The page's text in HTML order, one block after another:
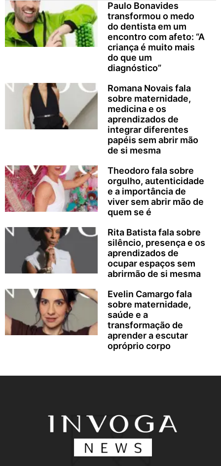
Paulo Bonavides
transformou o medo
do dentista em um
encontro com afeto: “A
criança é muito mais
do que um
diagnóstico”
Romana Novais fala
sobre maternidade,
medicina e os
aprendizados de
integrar diferentes
papéis sem abrir mão
de si mesma
Theodoro fala sobre
orgulho, autenticidade
e a importância de
viver sem abrir mão de
quem se é
Rita Batista fala sobre
silêncio, presença e os
aprendizados de
ocupar espaços sem
abrirmão de si mesma
Evelin Camargo fala
sobre maternidade,
saúde e a
transformação de
aprender a escutar
opróprio corpo